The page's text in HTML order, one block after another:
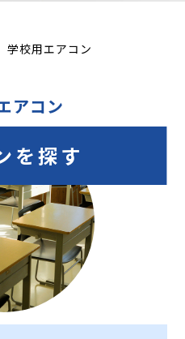
を探す
学校用エアコン
アコン